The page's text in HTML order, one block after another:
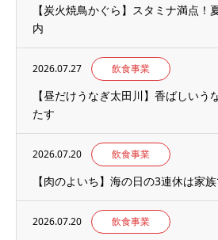
【炭火焼鳥かぐら】スタミナ満点！
内
2026.07.27 飲食事業
【昼だけうなぎ太田川】香ばしいう
たす
2026.07.20 飲食事業
【肉のよいち】海の日の3連休は家
2026.07.20 飲食事業